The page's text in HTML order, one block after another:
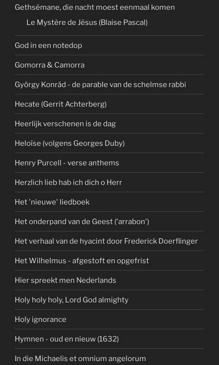
Gethsémane, die nacht moest eenmaal komen
Le Mystère de Jésus (Blaise Pascal)
God in een notedop
Gomorra & Camorra
György Konrád - de parable van de schelmse rabbi
Hecate (Gerrit Achterberg)
Heerlijk verschenen is de dag
Heloïse (volgens Georges Duby)
Henry Purcell - verse anthems
Herzlich lieb hab ich dich o Herr
Het 'nieuwe' liedboek
Het onderpand van de Geest ('arrabon')
Het verhaal van de hyacint door Frederick Doerflinger
Het Wilhelmus - afgestoft en opgefrist
Hier spreekt men Nederlands
Holy holy holy, Lord God almighty
Holy ignorance
Hymnen - oud en nieuw (1632)
In die Michaelis et omnium angelorum